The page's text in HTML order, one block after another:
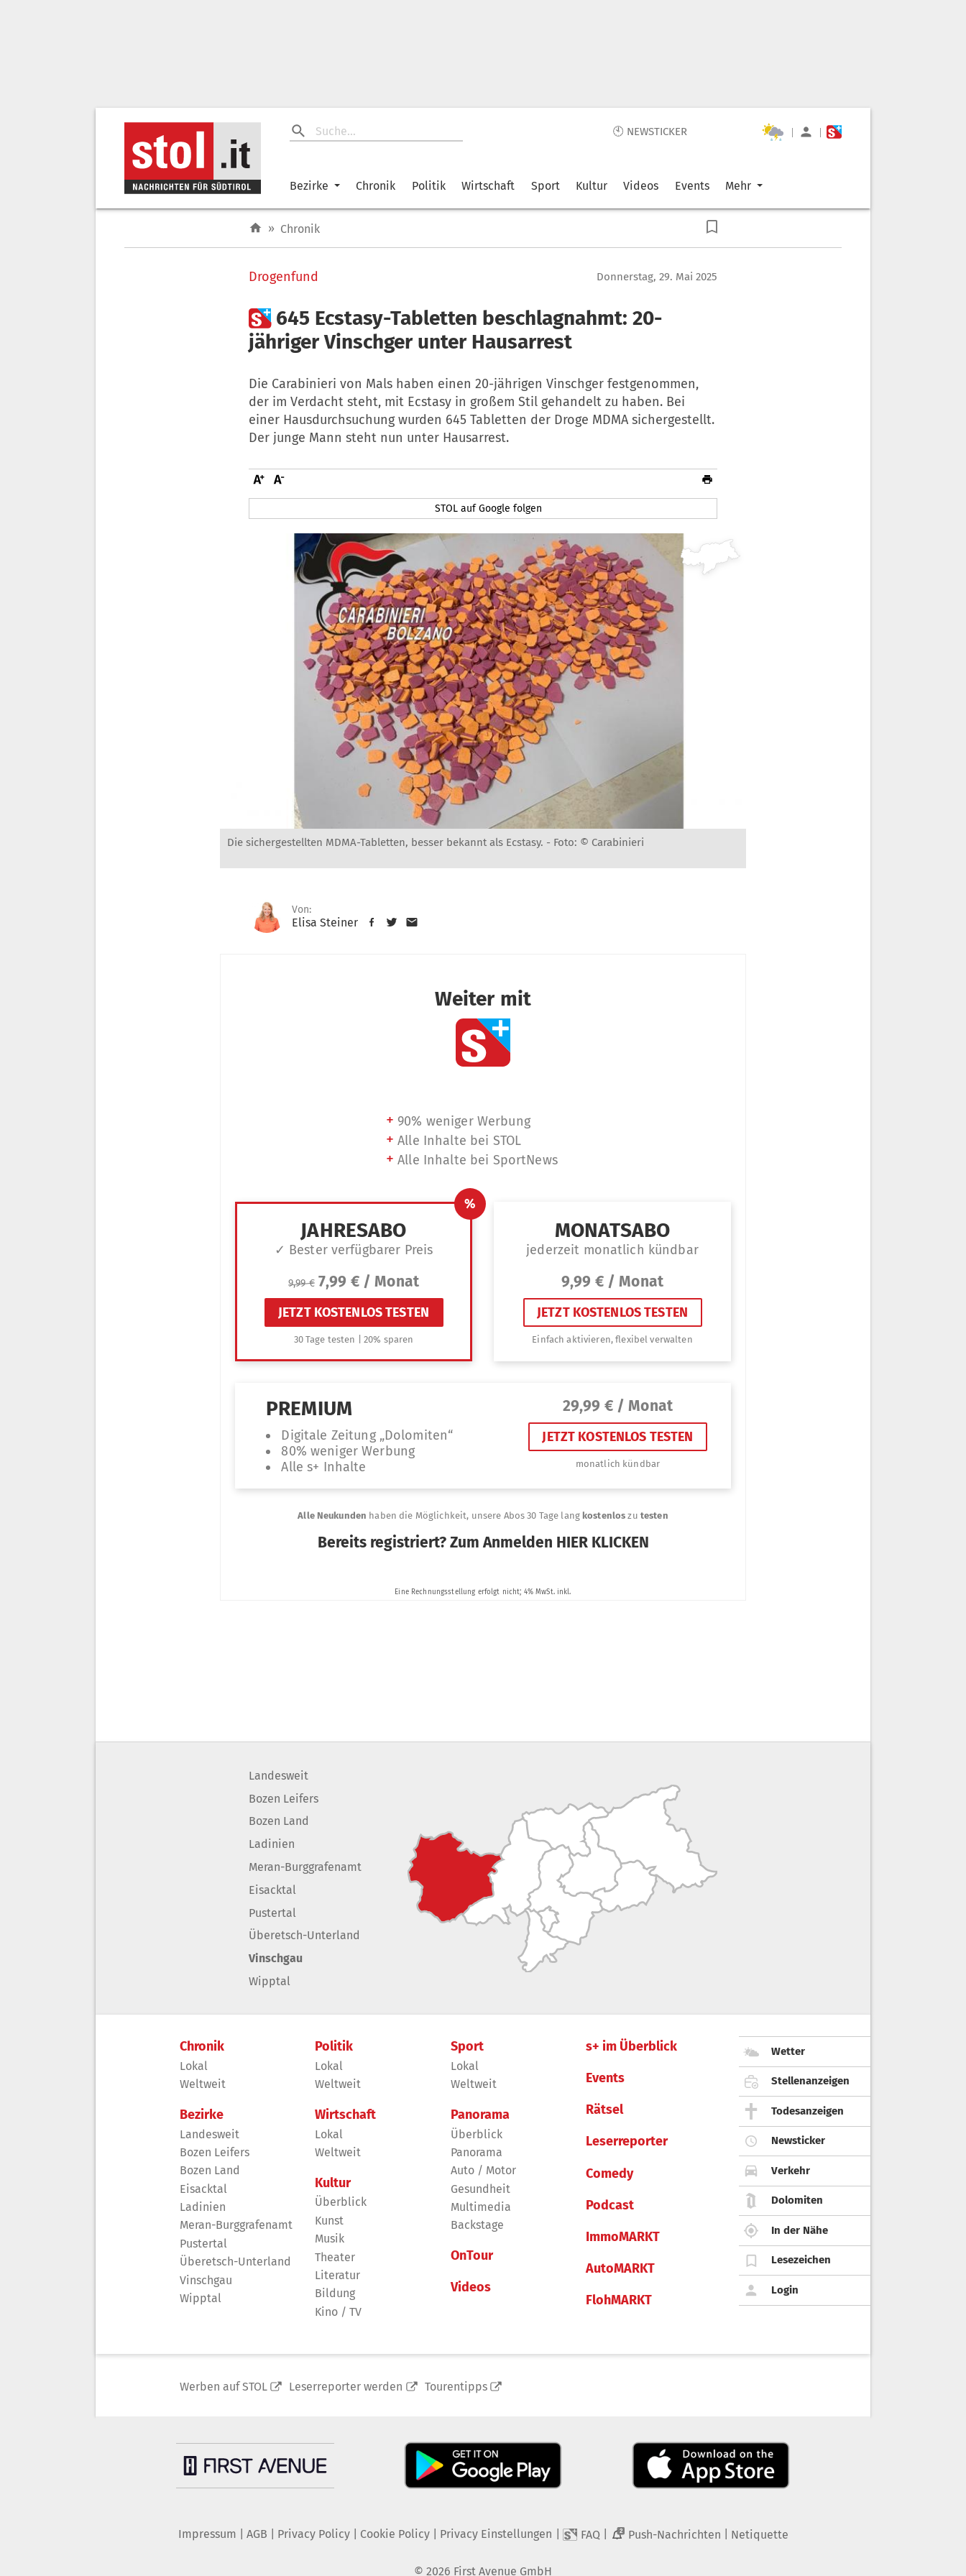
🕙 NEWSTICKER | |
Bezirke Chronik Politik Wirtschaft Sport Kultur Videos Events Mehr
» Chronik
Drogenfund Donnerstag, 29. Mai 2025
 645 Ecstasy-Tabletten beschlagnahmt: 20-
jähriger Vinschger unter Hausarrest
Die Carabinieri von Mals haben einen 20-jährigen Vinschger festgenommen,
der im Verdacht steht, mit Ecstasy in großem Stil gehandelt zu haben. Bei
einer Hausdurchsuchung wurden 645 Tabletten der Droge MDMA sichergestellt.
Der junge Mann steht nun unter Hausarrest.
STOL auf Google folgen
Die sichergestellten MDMA-Tabletten, besser bekannt als Ecstasy. - Foto: © Carabinieri
Von:
Elisa Steiner
Landesweit
Bozen Leifers
Bozen Land
Ladinien
Meran-Burggrafenamt
Eisacktal
Pustertal
Überetsch-Unterland
Vinschgau
Wipptal
Chronik
Lokal
Weltweit
Bezirke
Landesweit
Bozen Leifers
Bozen Land
Eisacktal
Ladinien
Meran-Burggrafenamt
Pustertal
Überetsch-Unterland
Vinschgau
Wipptal
Politik
Lokal
Weltweit
Wirtschaft
Lokal
Weltweit
Kultur
Überblick
Kunst
Musik
Theater
Literatur
Bildung
Kino / TV
Sport
Lokal
Weltweit
Panorama
Überblick
Panorama
Auto / Motor
Gesundheit
Multimedia
Backstage
OnTour
Videos
s+ im Überblick
Events
Rätsel
Leserreporter
Comedy
Podcast
ImmoMARKT
AutoMARKT
FlohMARKT
Wetter
Stellenanzeigen
Todesanzeigen
Newsticker
Verkehr
Dolomiten
In der Nähe
Lesezeichen
Login
Werben auf STOL Leserreporter werden Tourentipps
Impressum AGB Privacy Policy| Cookie Policy| Privacy Einstellungen FAQ 2 Push-Nachrichten Netiquette
© 2026 First Avenue GmbH